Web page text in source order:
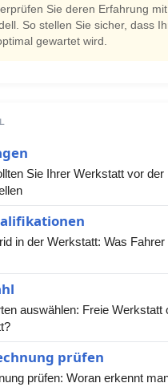
Sie deren Erfahrung
So stellen Sie sicher, dass
gewartet wird.
Sie Ihrer Werkstatt vor der
in der Werkstatt: Was
auswählen: Freie Werkstatt
prüfen
prüfen: Woran erkennt